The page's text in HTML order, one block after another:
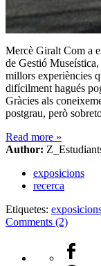
Mercè Giralt Com a
de Gestió
millors experiències
difícilment hagués
Gràcies als
postgrau, però
Read more »
Author:
exposicions
recerca
Etiquetes:
Comments (2)